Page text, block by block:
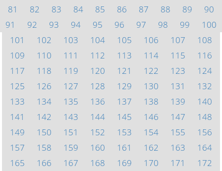
81
82 83 84 85 86 87 88 89
90
91
92 93 94 95 96 97 98 99
100
101
102 103 104 105 106 107
108
109
110 111 112 113 114 115
116
117
118 119 120 121 122 123
124
125
126 127 128 129 130 131
132
133
134 135 136 137 138 139
140
141
142 143 144 145 146 147
148
149
150 151 152 153 154 155
156
157
158 159 160 161 162 163
164
165
166 167 168 169 170 171
172